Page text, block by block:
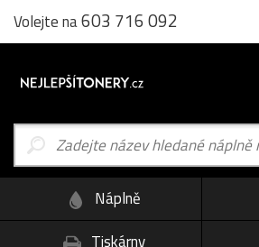
Volejte na603 716 092
Náplně
Tiskárny